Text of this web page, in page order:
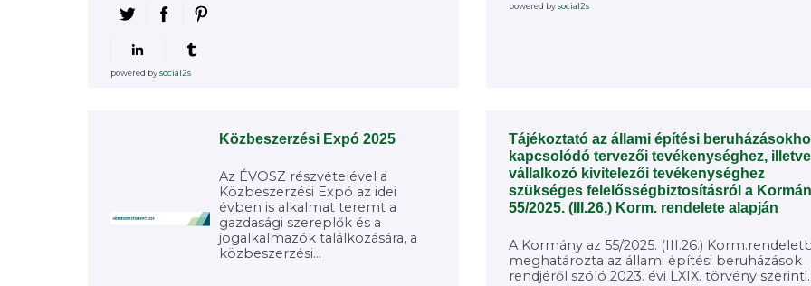
powered bysocial2s
powered bysocial2s
Közbeszerzési Expó 2025
Az ÉVOSZ részvételével a
Közbeszerzési Expó az idei
évben is alkalmat teremt a
gazdasági szereplők és a
jogalkalmazók találkozására, a
közbeszerzési...
Tájékoztató az állami építési
kapcsolódó tervezői tevékenységhez, illetve
vállalkozó kivitelezői tevékenységhez
szükséges felelősségbiztosításról a
55/2025. (III.26.) Korm. rendelete alapján
A Kormány az 55/2025. (III.26.)
meghatározta az állami építési beruházások
rendjéről szóló 2023. évi LXIX. törvény